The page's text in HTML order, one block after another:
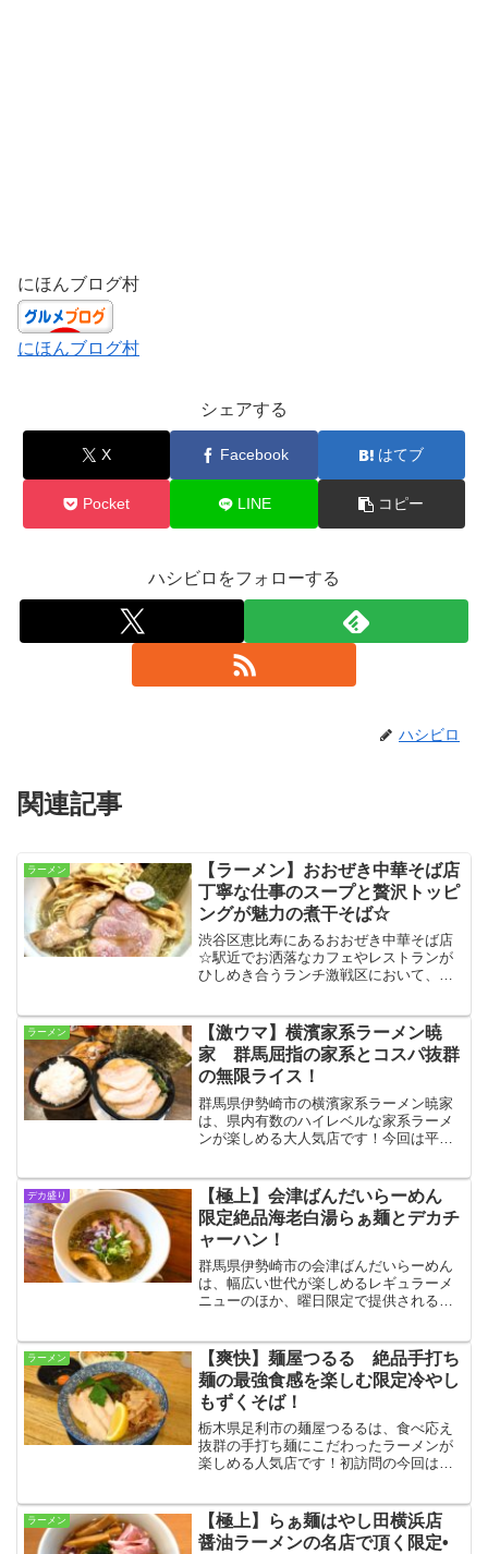
にほんブログ村
にほんブログ村
シェアする
X Facebook はてブ
Pocket LINE コピー
ハシビロをフォローする
ハシビロ
関連記事
ラーメン
【ラーメン】おおぜき中華そば店
丁寧な仕事のスープと贅沢トッピ
ングが魅力の煮干そば☆
渋谷区恵比寿にあるおおぜき中華そば店
☆駅近でお洒落なカフェやレストランが
ひしめき合うランチ激戦区において、老
すが、マニアも唸らせるであろう絶品煮
干そばも頂けます！
ラーメン
【激ウマ】横濱家系ラーメン暁
家 群馬屈指の家系とコスパ抜群
の無限ライス！
群馬県伊勢崎市の横濱家系ラーメン暁家
は、県内有数のハイレベルな家系ラーメ
ンが楽しめる大人気店です！今回は平日
やサイドメニューまで堪能しまくって来
ました！
デカ盛り
【極上】会津ばんだいらーめん
限定絶品海老白湯らぁ麺とデカチ
ャーハン！
群馬県伊勢崎市の会津ばんだいらーめん
は、幅広い世代が楽しめるレギュラーメ
ニューのほか、曜日限定で提供される特
和え玉を実食！信じ難いほどの完成度に
終始圧倒されました☆
ラーメン
【爽快】麺屋つるる 絶品手打ち
麺の最強食感を楽しむ限定冷やし
もずくそば！
栃木県足利市の麺屋つるるは、食べ応え
抜群の手打ち麺にこだわったラーメンが
楽しめる人気店です！初訪問の今回は限
たっぷりの味わいと麺のおいしさを心行
くまで堪能してきました！
ラーメン
【極上】らぁ麺はやし田横浜店
醤油ラーメンの名店で頂く限定•